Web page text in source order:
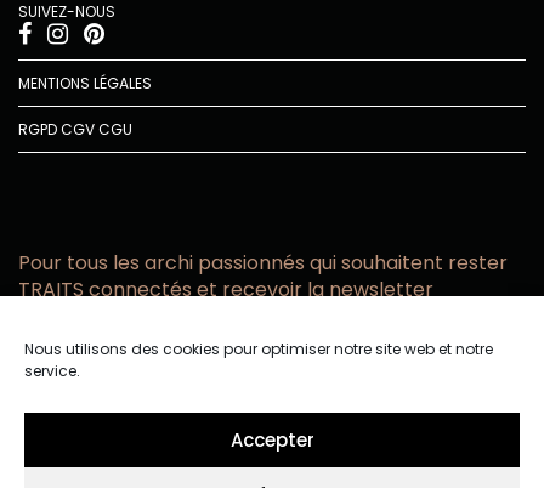
Nous utilisons des cookies pour optimiser notre site web et notre
service.
Accepter
SUIVEZ-NOUS
MENTIONS LÉGALES
RGPDCGVCGU
Pour tous les archi passionnés qui souhaitent rester
TRAITS connectés et recevoir la newsletter
email
confidentialité.